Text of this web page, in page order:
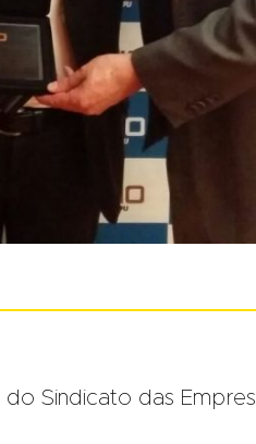
Sindicato das